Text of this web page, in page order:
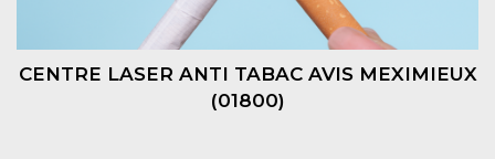
CENTRE LASER ANTI TABAC AVIS MEXIMIEUX
(01800)